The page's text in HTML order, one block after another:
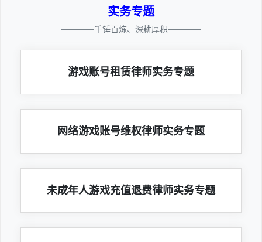
实务专题
————千锤百炼、深耕厚积————
游戏账号租赁律师实务专题
网络游戏账号维权律师实务专题
未成年人游戏充值退费律师实务专题